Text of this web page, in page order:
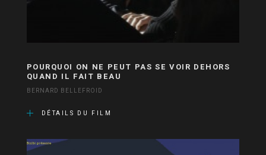
POURQUOI ON NE PEUT PAS SE VOIR DEHORS
QUAND IL FAIT BEAU
BERNARD BELLEFROID
DÉTAILS DU FILM